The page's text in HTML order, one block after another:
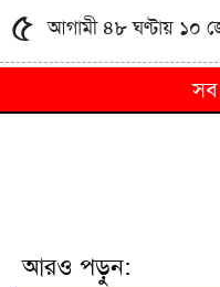
৫ আগামী ৪৮ ঘণ্টায় ১০
নোবিপ্রবিতে নির্মিত
গণঅভ্যুত্থানবিরোধীদের
ব্যারিস্টার কায়সার
আরও পড়ুন: